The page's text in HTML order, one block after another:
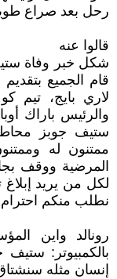
رحل بعد صراع
قالوا عنه
شكل خبر وفاة
قام الجميع
لاري بايج، تيم
والرئيس باراك
ستيف جوبز محاطاً
ممتنون له
المرضية ووقف
لكل من يريد إبلاغ
نطلب منكم احترام
رونالد واين
بالكمبيوتر:
إنسان مثله